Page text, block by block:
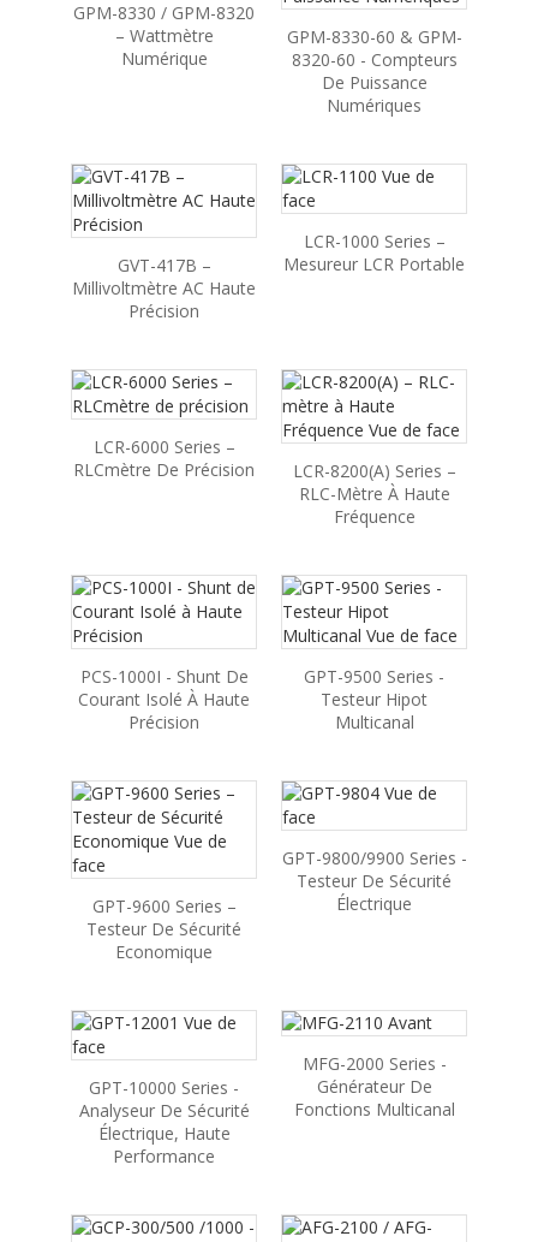
GPM-8330 / GPM-8320
– Wattmètre
Numérique
GPM-8330-60 & GPM-
8320-60 - Compteurs
De Puissance
Numériques
GVT-417B –
Millivoltmètre AC Haute
Précision
LCR-1000 Series –
Mesureur LCR Portable
LCR-6000 Series –
RLCmètre De Précision
LCR-8200(A) Series –
RLC-Mètre À Haute
Fréquence
PCS-1000I - Shunt De
Courant Isolé À Haute
Précision
GPT-9500 Series -
Testeur Hipot
Multicanal
GPT-9600 Series –
Testeur De Sécurité
Economique
GPT-9800/9900 Series -
Testeur De Sécurité
Électrique
GPT-10000 Series -
Analyseur De Sécurité
Électrique, Haute
Performance
MFG-2000 Series -
Générateur De
Fonctions Multicanal